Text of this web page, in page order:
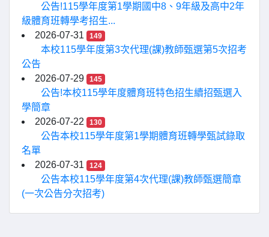
公告!115學年度第1學期國中8、9年級及高中2年
級體育班轉學考招生...
2026-07-31
149
本校115學年度第3次代理(課)教師甄選第5次招考
公告
2026-07-29
145
公告!本校115學年度體育班特色招生續招甄選入
學簡章
2026-07-22
130
公告本校115學年度第1學期體育班轉學甄試錄取
名單
2026-07-31
124
公告本校115學年度第4次代理(課)教師甄選簡章
(一次公告分次招考)